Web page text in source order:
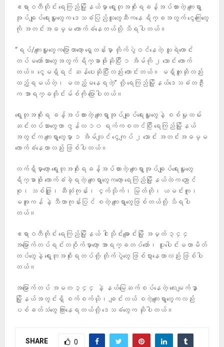
ဧရာဝတီတိုင်း ရေကြည်မြို့နယ်မှာ ရွေးတုအစိုးရခန့်အပ်ထားတဲ့ ကျေးရွာ
အုပ်ချုပ်ရေးမှူးတွေက ဒေသခံပြည်သူတွေဆီကနေ ရိက္ခအတွက် ငွေကြေးတွေ
ကို အတင်းအဓမ္မ ကောက်ခံနေတယ်လို့ သိရပါတယ်။
“ရပ်/ကျေးမှူးတွေကပြောတာတော့ ရှေ့တန်းမှာ တိုက်ပွဲဝင်နေတဲ့ သူရဲကောင်း
တပ်မတော်သားတွေအတွက် ရိက္ခာဖိုးဆိုပြီး ၁ အိမ်ကို ၂ သောင်း ကောက်
တယ်။ ငွေမရှိရင် ဆန်ပေးဆိုပြီးလည်း တောင်းတယ်။ မရှိဘူးဆိုလည်း
ထည့်ရမယ်တဲ့၊ မထည့်မနေရတဲ့” လို့ ရေကြည်မြို့နယ်ဒေသခံတဦး
က အာရက္ခတိုင်းမ်စ်ကို ပြောပါတယ်။
ရွေးတုအစိုးရ ခန့်အပ်ထားတဲ့ ကျေးရွာအုပ်ချုပ်ရေးမှူးတွေနဲ့ စစ်မှုထမ်း
ဆင်းတပ်သားတွေဟာ ဇွန်လ ၁၀ ရက်ကစတင်ပြီး ရေကြည်မြို့နယ်
အတွင်းက ကျေးရွာတွေမှာ ၁ အိမ်လျင် ငွေကျပ် ၂ သောင်း အတင်းအဓမ္မ
ကောက်ခံနေတာလည်း ဖြစ်ပါတယ်။
လက်ရှိမှာတော့ ရွေးတုအစိုးရခန့်အပ်ထားတဲ့ ကျေးရွာအုပ်ချုပ်ရေးမှူးတွေ
ရိက္ခာဖိုး ကောက်ခံခဲ့ရတဲ့ ကျေးရွာတွေကတော့ ရေကြည်မြို့နယ်ထဲက ညောင်
စု၊ သစ်ဖြူ၊ ဆီဆုံကုန်း၊ ငှက်သိုက်၊ မြတ်တို၊ ယမင်းကူ၊
မအူကန် နဲ့ သီတာကုန်းပြင် စတဲ့ ကျေးရွာတွေဖြစ်တယ်လို့ သိရပါ
တယ်။
ဧရာဝတီတိုင်း ရေကြည်မြို့နယ် ငါးသိုင်းချောင်းမြို့ အမှတ် ၃၄၄
အမြောက်တပ်ရင်းတဝိုက်မှာတော့ အာရက္ခတပ်တော်၊ ပူးပေါင်းမဟာမိတ်
တပ်တွေနဲ့ ရွေးတုအစိုးရတပ်တို့ တိုက်ပွဲတွေ ဖြစ်ပွားနေတာလည်း ဖြစ်ပါ
တယ်။
အမြောက်တပ် အမတ ၃၄၄ နဲ့ နယ်မြေဆက်စပ်နေတဲ့ လေးမျက်နှာ
မြို့နယ်အတွင်းရှိ စက်စက်ယို၊ ချင်းလယ် စတဲ့ကျေးရွာတွေကလည်း
ပစ်ခတ်သံတွေ ကြားနေရတယ်လို့ ဒေသခံတွေက ဆိုပါတယ်။
SHARE 0